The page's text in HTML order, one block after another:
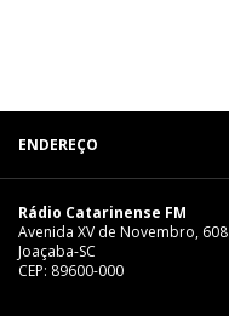
ENDEREÇO
Rádio Catarinense FM
Avenida XV de Novembro, 608
Joaçaba-SC
CEP: 89600-000